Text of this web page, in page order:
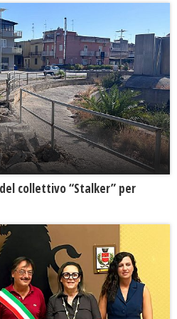
collettivo “Stalker” per